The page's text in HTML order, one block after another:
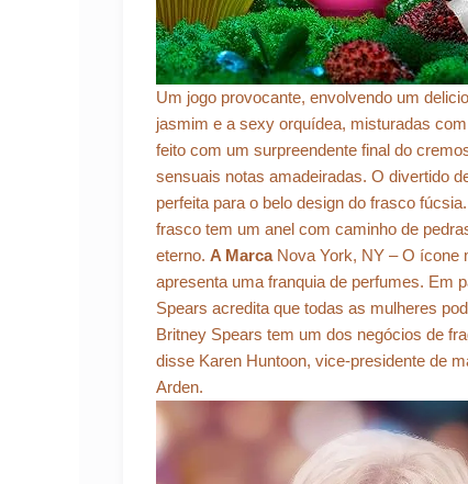
Um jogo provocante, envolvendo um
jasmim e a sexy orquídea, misturadas
feito com um surpreendente final do
sensuais notas amadeiradas. O divertido
perfeita para o belo design do frasco
frasco tem um anel com caminho de
eterno. A MarcaNova York, NY – O ícone
apresenta uma franquia de perfumes. Em
Spears acredita que todas as mulheres
Britney Spears tem um dos negócios de
disse Karen Huntoon, vice-presidente de
Arden.